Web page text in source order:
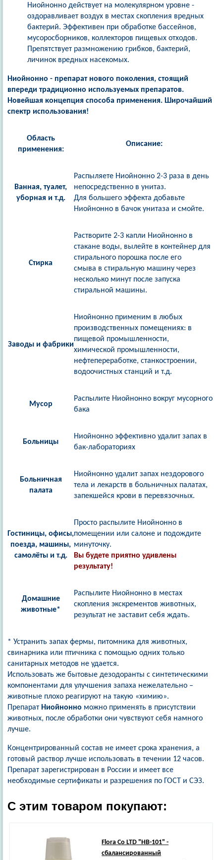
Ниойнонно действует на молекулярном уровне -
оздоравливает воздух в местах скопления вредных
бактерий. Эффективен при обработке бассейнов,
мусоросборников, коллекторов пищевых отходов.
Препятствует размножению грибков, бактерий,
личинок вредных насекомых.
Ниойнонно - препарат нового поколения, стоящий
впереди традиционно используемых препаратов.
Новейшая концепция способа применения. Широчайший
спектр использования!
Область
применения:
Описание:
Ванная, туалет,
уборная и т.д.
Распыляете Ниойнонно 2-3 раза в день
непосредственно в унитаз.
Для большего эффекта добавьте
Ниойнонно в бачок унитаза и смойте.
Стирка
Растворите 2-3 капли Ниойнонно в
стакане воды, вылейте в контейнер для
стирального порошка после его
смыва в стиральную машину через
несколько минут после запуска
стиральной машины.
Заводы и фабрики
Ниойнонно применим в любых
производственных помещениях: в
пищевой промышленности,
химической промышленности,
нефтепереработке, станкостроении,
водоочистных станций и т.д.
Мусор
Распылите Ниойнонно вокруг мусорного
бака
Больницы
Ниойнонно эффективно удалит запах в
бак-лабораториях
Больничная
палата
Ниойнонно удалит запах нездорового
тела и лекарств в больничных палатах,
запекшейся крови в перевязочных.
Гостиницы, офисы,
поезда, машины,
самолёты и т.д.
Просто распылите Ниойнонно в
помещении или салоне и подождите
минуточку.
Вы будете приятно удивлены
результату!
Домашние
животные*
Распылите Ниойнонно в местах
скопления экскрементов животных,
результат не заставит себя ждать.
* Устранить запах фермы, питомника для животных,
свинарника или птичника с помощью одних только
санитарных методов не удается.
Использовать же бытовые дезодоранты с синтетическими
компонентами для улучшения запаха нежелательно –
животные плохо реагируют на такую «химию».
Препарат Ниойнонно можно применять в присутствии
животных, после обработки они чувствуют себя намного
лучше.
Концентрированный состав не имеет срока хранения, а
готовый раствор лучше использовать в течении 12 часов.
Препарат зарегистрирован в России и имеет все
необходимые сертификаты и разрешения по ГОСТ и СЭЗ.
С этим товаром покупают:
Flora Co LTD "HB-101" -
сбалансированный